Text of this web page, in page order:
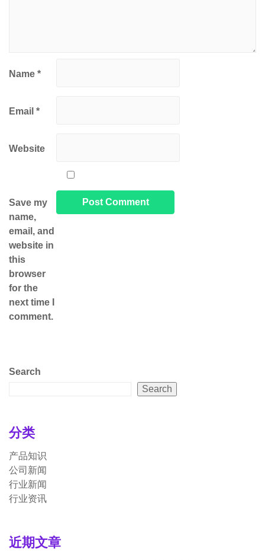
Name *
Email *
Website
Save my
name,
email, and
website in
this
browser
for the
next time I
comment.
Search
Search
分类
产品知识
公司新闻
行业新闻
行业资讯
近期文章